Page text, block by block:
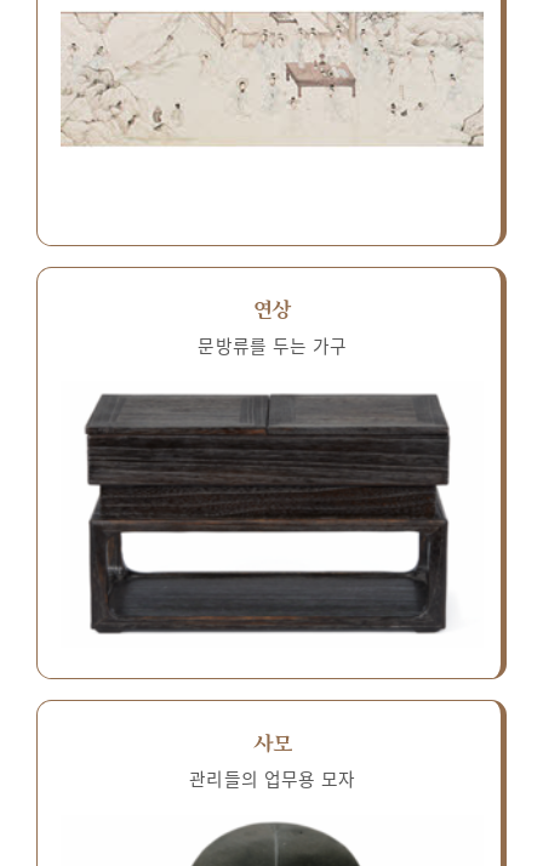
연상
문방류를 두는 가구
사모
관리들의 업무용 모자